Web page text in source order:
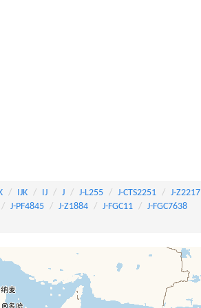
IJK IJ J J-L255 J-CTS2251
J-Z2217
J-PF4845
J-Z1884 J-FGC11 J-FGC7638